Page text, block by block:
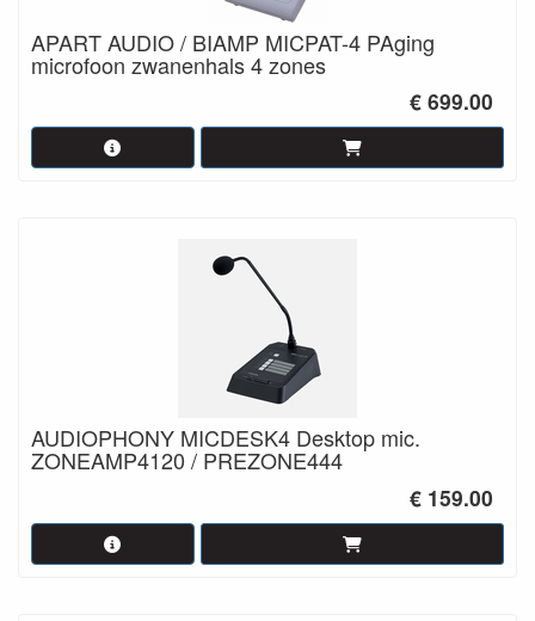
APART AUDIO / BIAMP MICPAT-4 PAging
microfoon zwanenhals 4 zones
€ 699.00
AUDIOPHONY MICDESK4 Desktop mic.
ZONEAMP4120 / PREZONE444
€ 159.00